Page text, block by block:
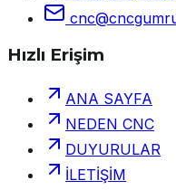
Hızlı Erişim
ANA SAYFA
NEDEN CNC
DUYURULAR
İLETİŞİM